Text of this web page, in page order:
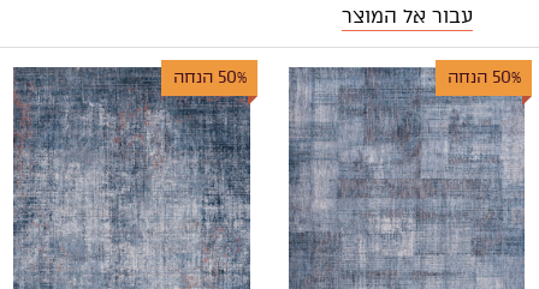
עבור אל המוצר
50% הנחה 50% הנחה